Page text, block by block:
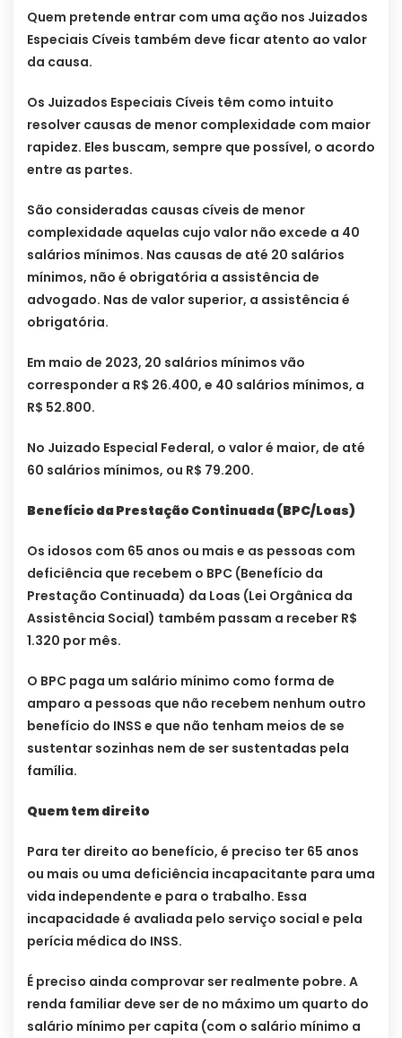
Quem pretende entrar com uma ação nos Juizados
Especiais Cíveis também deve ficar atento ao valor
da causa.
Os Juizados Especiais Cíveis têm como intuito
resolver causas de menor complexidade com maior
rapidez. Eles buscam, sempre que possível, o acordo
entre as partes.
São consideradas causas cíveis de menor
complexidade aquelas cujo valor não excede a 40
salários mínimos. Nas causas de até 20 salários
mínimos, não é obrigatória a assistência de
advogado. Nas de valor superior, a assistência é
obrigatória.
Em maio de 2023, 20 salários mínimos vão
corresponder a R$ 26.400, e 40 salários mínimos, a
R$ 52.800.
No Juizado Especial Federal, o valor é maior, de até
60 salários mínimos, ou R$ 79.200.
Benefício da Prestação Continuada (BPC/Loas)
Os idosos com 65 anos ou mais e as pessoas com
deficiência que recebem o BPC (Benefício da
Prestação Continuada) da Loas (Lei Orgânica da
Assistência Social) também passam a receber R$
1.320 por mês.
O BPC paga um salário mínimo como forma de
amparo a pessoas que não recebem nenhum outro
benefício do INSS e que não tenham meios de se
sustentar sozinhas nem de ser sustentadas pela
família.
Quem tem direito
Para ter direito ao benefício, é preciso ter 65 anos
ou mais ou uma deficiência incapacitante para uma
vida independente e para o trabalho. Essa
incapacidade é avaliada pelo serviço social e pela
perícia médica do INSS.
É preciso ainda comprovar ser realmente pobre. A
renda familiar deve ser de no máximo um quarto do
salário mínimo per capita (com o salário mínimo a